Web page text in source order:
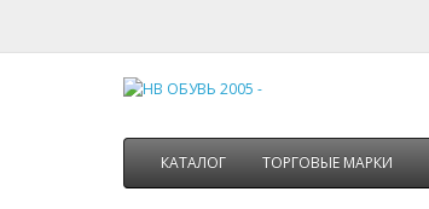
КАТАЛОГ ТОРГОВЫЕ МАРКИ